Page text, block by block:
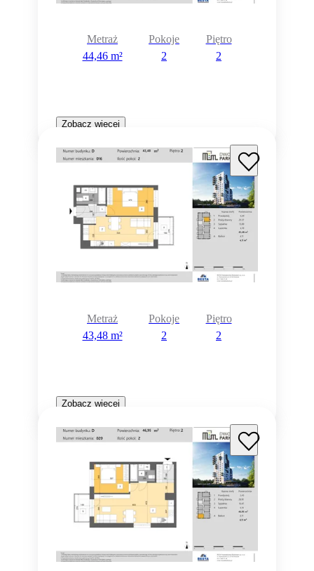
Metraż
44,46 m²
Pokoje
2
Piętro
2
Zobacz więcej
Metraż
43,48 m²
Pokoje
2
Piętro
2
Zobacz więcej